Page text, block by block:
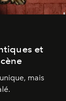
et
mais